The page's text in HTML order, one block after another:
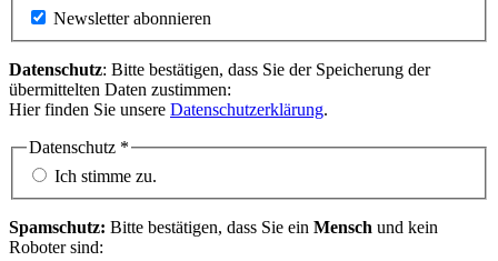
Newsletter abonnieren
Datenschutz: Bitte bestätigen, dass Sie der Speicherung der
übermittelten Daten zustimmen:
Hier finden Sie unsere Datenschutzerklärung.
Datenschutz *
Ich stimme zu.
Spamschutz: Bitte bestätigen, dass Sie ein Mensch und kein
Roboter sind: